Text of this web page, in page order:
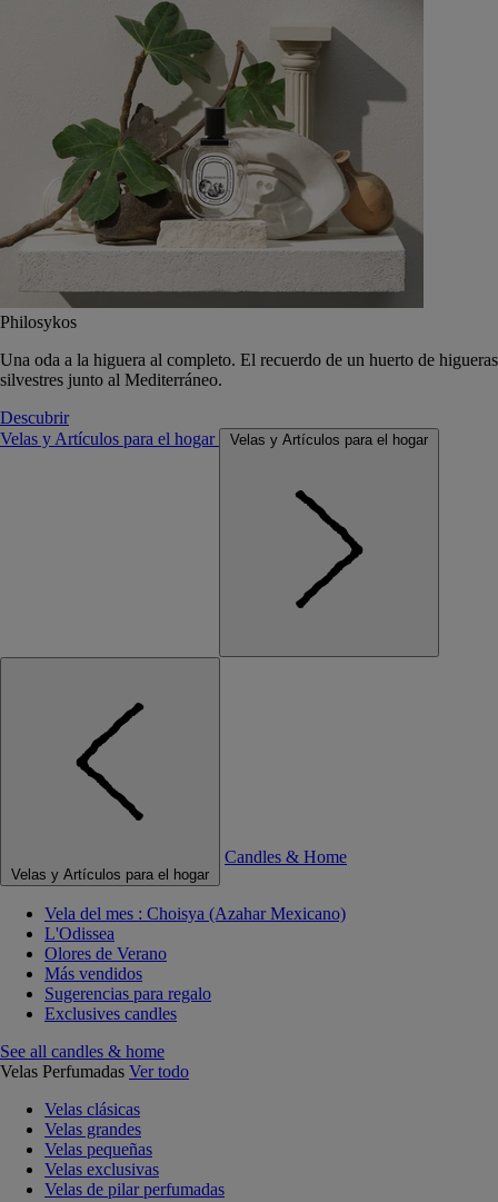
Philosykos
Una oda a la higuera al completo. El recuerdo de un huerto de higueras
silvestres junto al Mediterráneo.
Descubrir
Velas y Artículos para el hogar
Velas y Artículos para el hogar
Velas y Artículos para el hogar
Candles & Home
Vela del mes : Choisya (Azahar Mexicano)
L'Odissea
Olores de Verano
Más vendidos
Sugerencias para regalo
Exclusives candles
See all candles & home
Velas Perfumadas Ver todo
Velas clásicas
Velas grandes
Velas pequeñas
Velas exclusivas
Velas de pilar perfumadas